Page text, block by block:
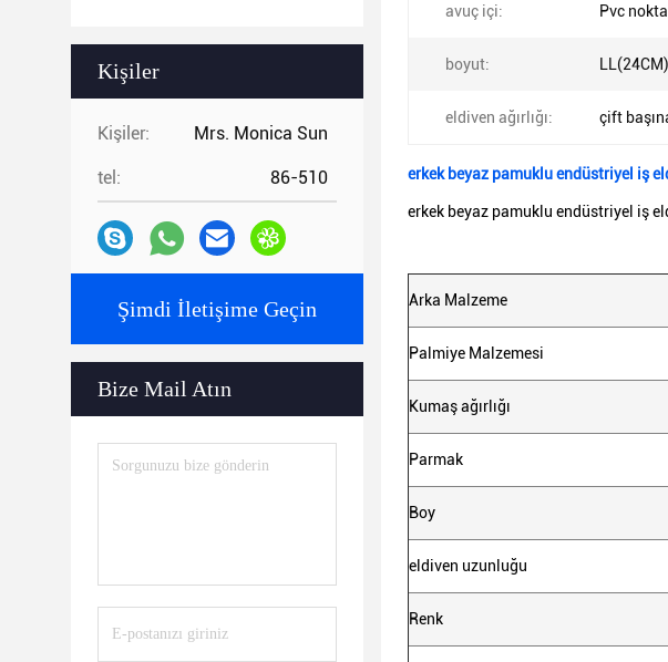
Kişiler
Kişiler: Mrs. Monica Sun
tel: 86-510
Şimdi İletişime Geçin
Bize Mail Atın
avuç içi: Pvc
boyut: LL(24CM)
eldiven ağırlığı: çift
erkek beyaz pamuklu endüstriyel iş
erkek beyaz pamuklu endüstriyel iş
Arka Malzeme
Palmiye Malzemesi
Kumaş ağırlığı
Parmak
Boy
eldiven uzunluğu
Renk